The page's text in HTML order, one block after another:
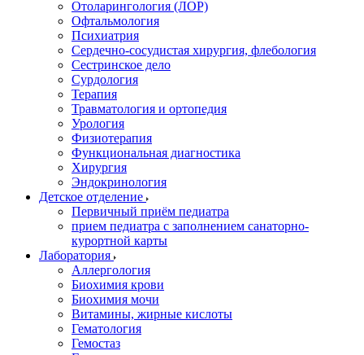
Отоларингология (ЛОР)
Офтальмология
Психиатрия
Сердечно-сосудистая хирургия, флебология
Сестринское дело
Сурдология
Терапия
Травматология и ортопедия
Урология
Физиотерапия
Функциональная диагностика
Хирургия
Эндокринология
Детское отделение
Первичный приём педиатра
прием педиатра с заполнением санаторно-
курортной карты
Лаборатория
Аллергология
Биохимия крови
Биохимия мочи
Витамины, жирные кислоты
Гематология
Гемостаз